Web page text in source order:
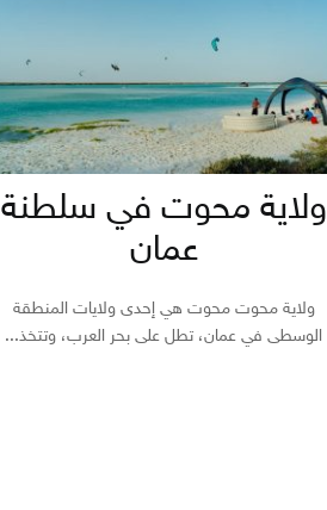
ولاية محوت في سلطنة
عمان
ولاية محوت محوت هي إحدى ولايات المنطقة
الوسطى في عمان، تطل على بحر العرب، وتتخذ...